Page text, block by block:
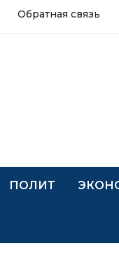
Обратная связь
ПОЛИТ